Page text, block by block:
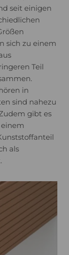
seit einigen
sich zu einem
Teil
in
sind nahezu
gibt es
als